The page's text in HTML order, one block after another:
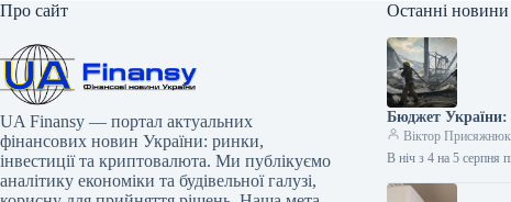
Про сайт
UA Finansy — портал актуальних
фінансових новин України: ринки,
інвестиції та криптовалюта. Ми публікуємо
аналітику економіки та будівельної галузі,
Останні новини
Бюджет
Віктор Присяжнюк
В ніч з 4 на 5 серпня